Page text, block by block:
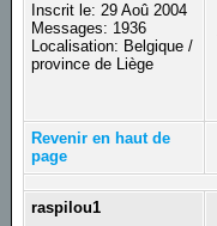
Inscrit le: 29 Aoû 2004
Messages: 1936
Localisation: Belgique /
province de Liège
Revenir en haut de
page
raspilou1